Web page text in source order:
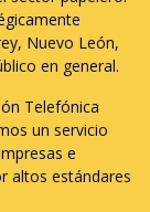
Nuevo León,
en general.
Telefónica
un servicio
e
altos estándares